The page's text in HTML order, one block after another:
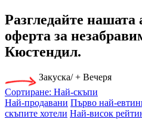
Разгледайте нашата
оферта за
Кюстендил.
Сортиране: Най-скъпи
Най-продавани Първо най-
скъпите хотели Най-висок
Закуска/ + Вечеря